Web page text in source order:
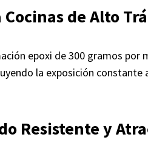
de Alto
epoxi de 300 gramos
la exposición
Resistente y